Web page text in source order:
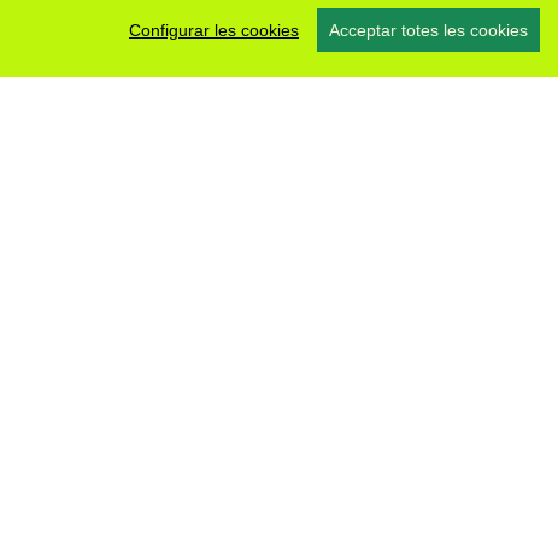
Configurar les cookies Acceptar totes les cookies